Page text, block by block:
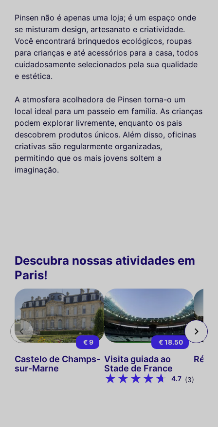
Pinsen não é apenas uma loja; é um espaço onde
se misturam design, artesanato e criatividade.
Você encontrará brinquedos ecológicos, roupas
para crianças e até acessórios para a casa, todos
cuidadosamente selecionados pela sua qualidade
e estética.
A atmosfera acolhedora de Pinsen torna-o um
local ideal para um passeio em família. As crianças
podem explorar livremente, enquanto os pais
descobrem produtos únicos. Além disso, oficinas
criativas são regularmente organizadas,
permitindo que os mais jovens soltem a
imaginação.
Descubra nossas atividades em
Paris!
€ 9
Castelo de Champs-
sur-Marne
€ 18.50
Visita guiada ao
Stade de France
4.7 (3)